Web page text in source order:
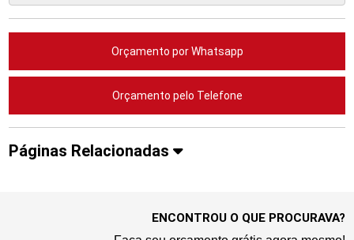
Orçamento por Whatsapp
Orçamento pelo Telefone
Páginas Relacionadas
ENCONTROU O QUE PROCURAVA?